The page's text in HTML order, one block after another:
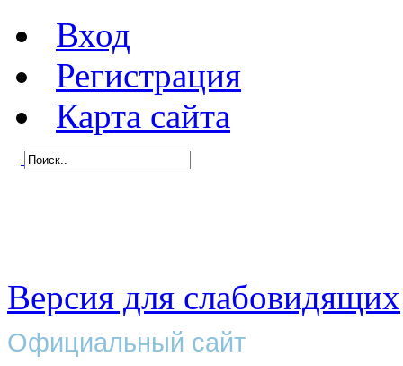
Вход
Регистрация
Карта сайта
Версия для слабовидящих
Официальный сайт